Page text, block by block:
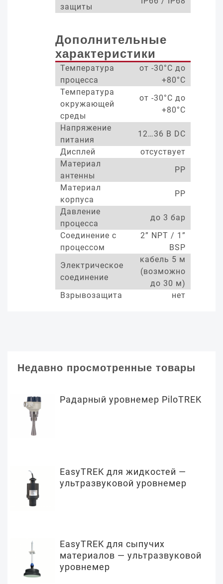
защиты
Дополнительные
характеристики
Температура
процесса
от -30°С до
+80°С
Температура
окружающей
среды
от -30°С до
+80°С
Напряжение
питания
12…36 В DC
Дисплей
отсуствует
Материал
антенны
PP
Материал
корпуса
PP
Давление
процесса
до 3 бар
Соединение с
процессом
2” NPT / 1”
BSP
Электрическое
соединение
кабель 5 м
(возможно
до 30 м)
Взрывозащита
нет
Недавно просмотренные товары
Радарный уровнемер PiloTREK
EasyTREK для жидкостей —
ультразвуковой уровнемер
EasyTREK для сыпучих
материалов — ультразвуковой
уровнемер